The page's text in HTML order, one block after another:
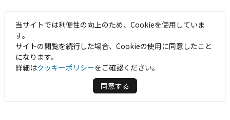
当サイトでは利便性の向上のため、Cookieを使用していま
す。
サイトの閲覧を続行した場合、Cookieの使用に同意したこと
になります。
詳細はクッキーポリシーをご確認ください。
同意する